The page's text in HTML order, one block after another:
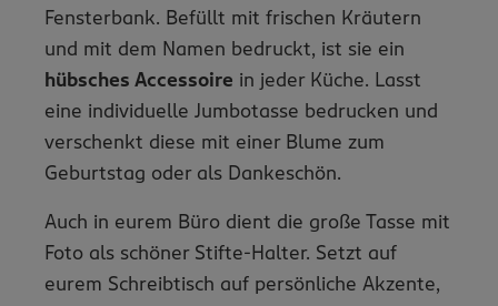
Fensterbank. Befüllt mit frischen Kräutern
und mit dem Namen bedruckt, ist sie ein
hübsches Accessoire in jeder Küche. Lasst
eine individuelle Jumbotasse bedrucken und
verschenkt diese mit einer Blume zum
Geburtstag oder als Dankeschön.
Auch in eurem Büro dient die große Tasse mit
Foto als schöner Stifte-Halter. Setzt auf
eurem Schreibtisch auf persönliche Akzente,